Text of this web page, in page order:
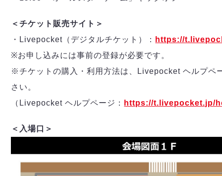
＜チケット販売サイト＞
・Livepocket（デジタルチケット）：
https://
※お申し込みには事前の登録が必要です。
※チケットの購入・利用方法は、Livepocket ヘルプペ
さい。
（Livepocket ヘルプページ：
https://t.livepocket.jp/
＜入場口＞